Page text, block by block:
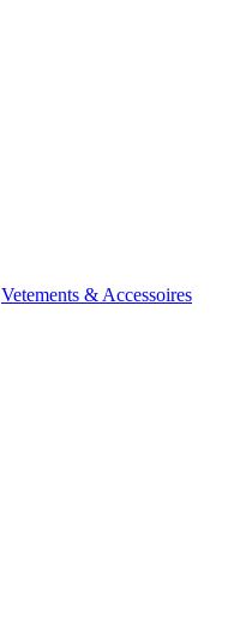
Vetements & Accessoires